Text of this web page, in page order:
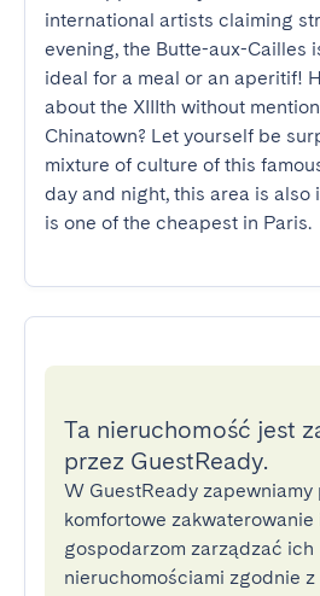
international artists claiming
evening, the Butte-aux-Cailles
ideal for a meal or an aperitif!
about the XIIIth without
Chinatown? Let yourself be
mixture of culture of this
day and night, this area is
is one of the cheapest in Paris.
Ta nieruchomość jest
przez GuestReady.
W GuestReady zapewniamy
komfortowe zakwaterowanie
gospodarzom zarządzać ich
nieruchomościami zgodnie